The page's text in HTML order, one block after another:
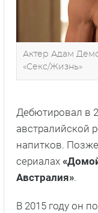
Актер Адам
«Секс/Жизнь»
Дебютировал в
австралийской
напитков.
сериалах
Австралия».
В 2015 году он